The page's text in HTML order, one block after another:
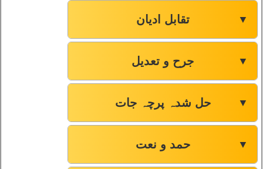
تقابل ادیان ▼
جرح و تعدیل ▼
حل شدہ پرچہ جات ▼
حمد و نعت ▼